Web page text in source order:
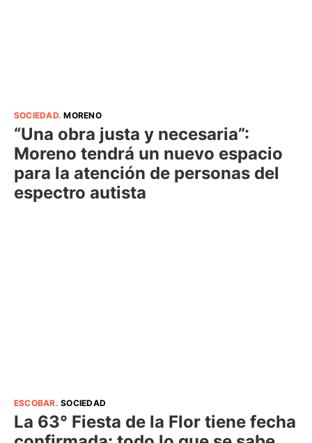
SOCIEDAD.MORENO
“Una obra justa y necesaria”:
Moreno tendrá un nuevo espacio
para la atención de personas del
espectro autista
ESCOBAR.SOCIEDAD
La 63° Fiesta de la Flor tiene fecha